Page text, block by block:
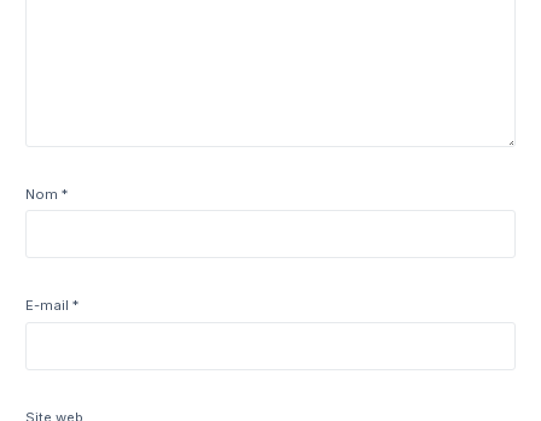
Nom*
E-mail*
Site web